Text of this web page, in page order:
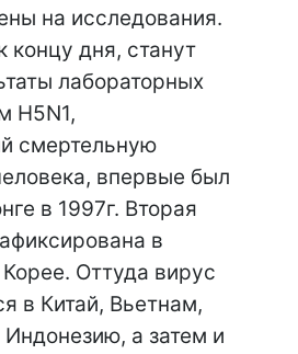
на исследования.
дня, станут
лабораторных
H5N1,
смертельную
впервые был
в 1997г. Вторая
в
Оттуда вирус
в Китай, Вьетнам,
а затем и